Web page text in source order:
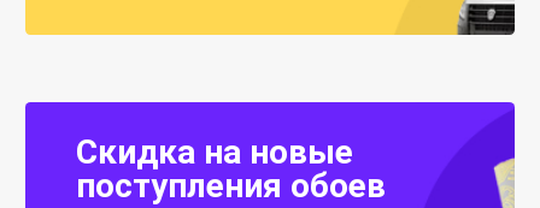
Скидка на новые
поступления обоев